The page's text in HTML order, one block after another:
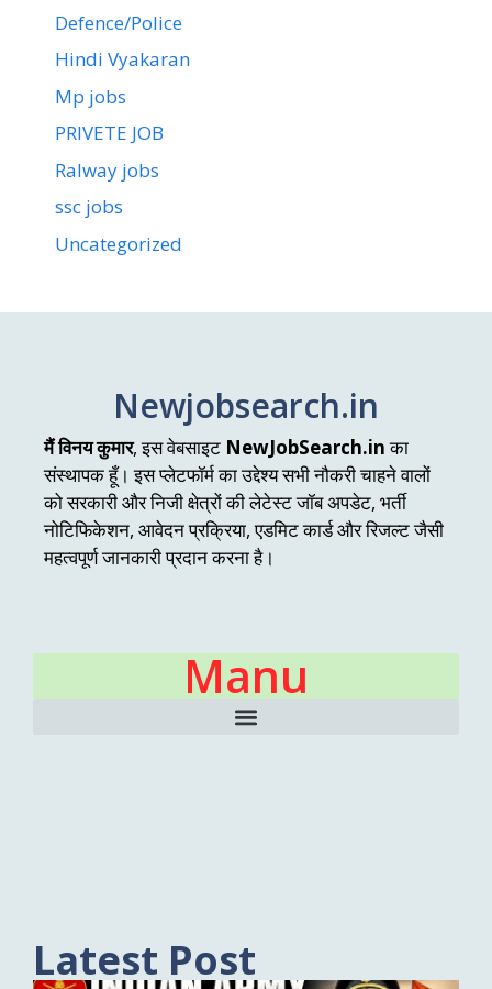
Defence/Police
Hindi Vyakaran
Mp jobs
PRIVETE JOB
Ralway jobs
ssc jobs
Uncategorized
Newjobsearch.in
मैं विनय कुमार, इस वेबसाइट NewJobSearch.inका
संस्थापक हूँ। इस प्लेटफॉर्म का उद्देश्य सभी नौकरी चाहने वालों
को सरकारी और निजी क्षेत्रों की लेटेस्ट जॉब अपडेट, भर्ती
नोटिफिकेशन, आवेदन प्रक्रिया, एडमिट कार्ड और रिजल्ट जैसी
महत्वपूर्ण जानकारी प्रदान करना है।
Manu
Latest Post